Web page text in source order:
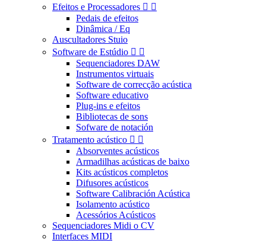
Efeitos e Processadores  
Pedais de efeitos
Dinâmica / Eq
Auscultadores Stuio
Software de Estúdio  
Sequenciadores DAW
Instrumentos virtuais
Software de correcção acústica
Software educativo
Plug-ins e efeitos
Bibliotecas de sons
Sofware de notación
Tratamento acústico  
Absorventes acústicos
Armadilhas acústicas de baixo
Kits acústicos completos
Difusores acústicos
Software Calibración Acústica
Isolamento acústico
Acessórios Acústicos
Sequenciadores Midi o CV
Interfaces MIDI